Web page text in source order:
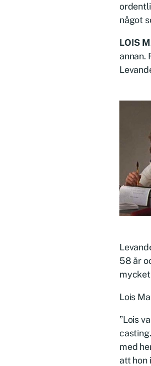
något
LOIS
annan.
58 år
mycket
Lois
”Lois
med
att hon